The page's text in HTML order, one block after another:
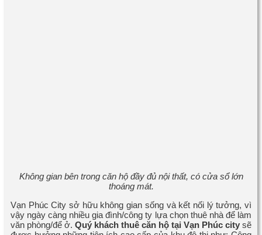
Không gian bên trong căn hộ đầy đủ nội thất, có cửa sổ lớn
thoáng mát.
Vạn Phúc City sở hữu không gian sống và kết nối lý tưởng, vì
vậy ngày càng nhiều gia đình/công ty lựa chọn thuê nhà để làm
văn phòng/để ở. Quý khách thuê căn hộ tại Vạn Phúc city sẽ